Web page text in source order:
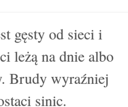
gęsty od sieci i
leżą na dnie albo
Brudy wyraźniej
sinic.